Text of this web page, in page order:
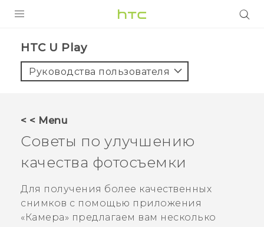
5G
VIVERSE
ПОДДЕРЖКА
HTC U Play‎
Руководства пользователя
< < Menu
Советы по улучшению
качества фотосъемки
Для получения более качественных
снимков с помощью приложения
«Камера» предлагаем вам несколько